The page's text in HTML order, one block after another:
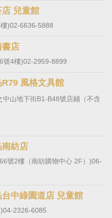
兒童館
)02-6636-5888
店
號4樓)02-2959-8899
風格文具館
山地下街B1-B48號店鋪（不含
紡店
號2樓（南紡購物中心 2F）)06-
中綠園道店 兒童館
04-2326-6085